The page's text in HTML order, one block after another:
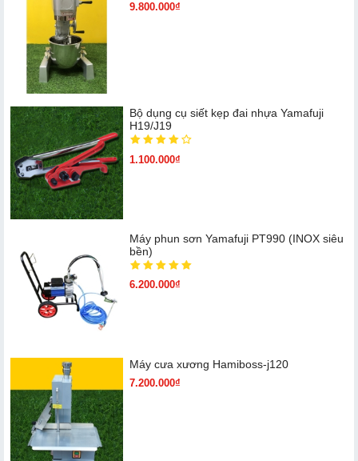
9.800.000₫
Bộ dụng cụ siết kẹp đai nhựa Yamafuji
H19/J19
1.100.000₫
Máy phun sơn Yamafuji PT990 (INOX siêu
bền)
6.200.000₫
Máy cưa xương Hamiboss-j120
7.200.000₫